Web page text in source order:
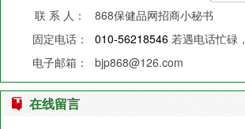
联 系 人：
868保健品网招商小秘书
固定电话：
010-56218546 若遇电话忙碌，
电子邮箱：
bjp868@126.com
在线留言